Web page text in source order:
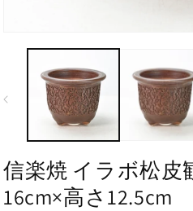
信楽焼 イラボ松皮
16cm×高さ12.5cm